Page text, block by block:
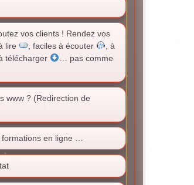
vos clients ! Rendez vos
lire
, faciles à écouter
, à
à télécharger
… pas comme
www ? (Redirection de
en ligne …